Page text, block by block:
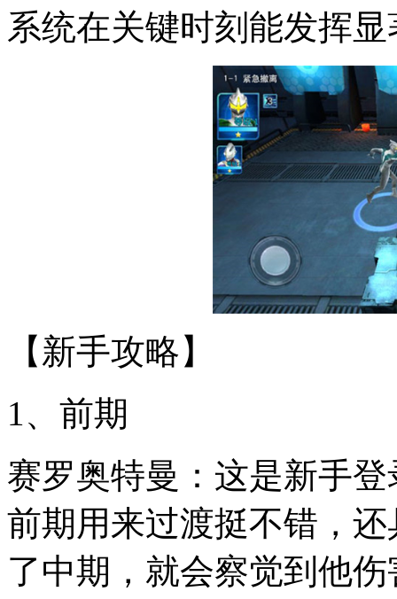
系统在关键时刻能发挥
【新手攻略】
1、前期
赛罗奥特曼：这是新手
前期用来过渡挺不错，
了中期，就会察觉到他